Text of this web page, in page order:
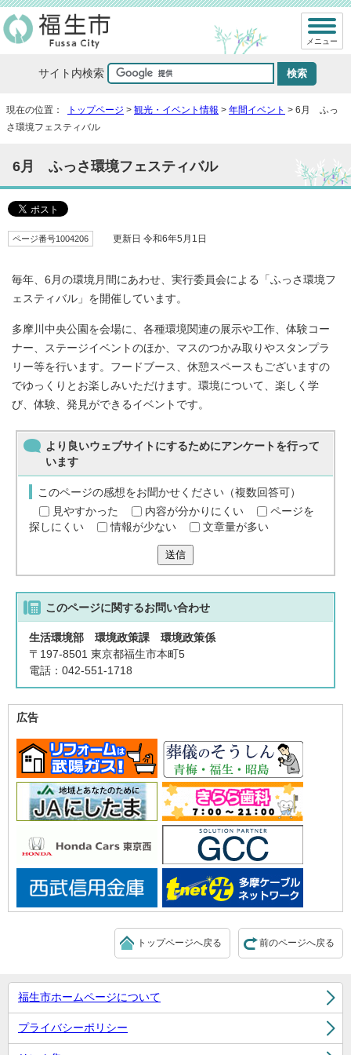
サイト内検索
メニュー
現在の位置： トップページ > 観光・イベント情報 > 年間イベント > 6月 ふっ
さ環境フェスティバル
6月 ふっさ環境フェスティバル
ページ番号1004206 更新日 令和6年5月1日
毎年、6月の環境月間にあわせ、実行委員会による「ふっさ環境フ
ェスティバル」を開催しています。
多摩川中央公園を会場に、各種環境関連の展示や工作、体験コー
ナー、ステージイベントのほか、マスのつかみ取りやスタンプラ
リー等を行います。フードブース、休憩スペースもございますの
でゆっくりとお楽しみいただけます。環境について、楽しく学
び、体験、発見ができるイベントです。
より良いウェブサイトにするためにアンケートを行って
います
このページの感想をお聞かせください（複数回答可）
見やすかった
内容が分かりにくい
ページを
探しにくい
情報が少ない 文章量が多い
送信
このページに関するお問い合わせ
生活環境部 環境政策課 環境政策係
〒197-8501 東京都福生市本町5
電話：042-551-1718
広告
前のページへ戻る
トップページへ戻る
福生市ホームページについて
プライバシーポリシー